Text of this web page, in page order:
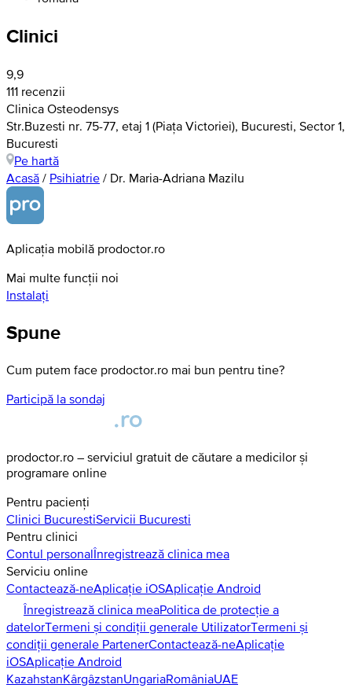
Clinici
9,9
111 recenzii
Clinica Osteodensys
Str.Buzesti nr. 75-77, etaj 1 (Piața Victoriei), Bucuresti, Sector 1,
Bucuresti
Pe hartă
Acasă / Psihiatrie / Dr. Maria-Adriana Mazilu
Aplicația mobilă prodoctor.ro
Mai multe funcții noi
Instalați
Spune
Cum putem face prodoctor.ro mai bun pentru tine?
Participă la sondaj
prodoctor.ro – serviciul gratuit de căutare a medicilor și
programare online
Pentru pacienți
Clinici BucurestiServicii Bucuresti
Pentru clinici
Contul personalÎnregistrează clinica mea
Serviciu online
Contactează-neAplicație iOSAplicație Android
Înregistrează clinica meaPolitica de protecție a
datelorTermeni și condiții generale UtilizatorTermeni și
condiții generale PartenerContactează-neAplicație
iOSAplicație Android
KazahstanKârgâzstanUngariaRomâniaUAE